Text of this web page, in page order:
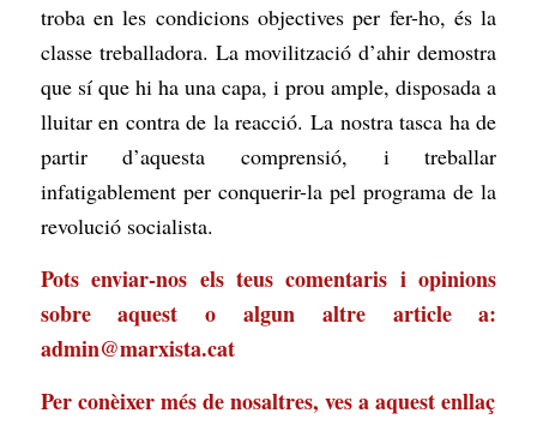
troba en les condicions objectives per fer-ho, és la
classe treballadora. La movilització d’ahir demostra
que sí que hi ha una capa, i prou ample, disposada a
lluitar en contra de la reacció. La nostra tasca ha de
partir d’aquesta comprensió, i treballar
infatigablement per conquerir-la pel programa de la
revolució socialista.
Pots enviar-nos els teus comentaris i opinions
sobre aquest o algun altre article a:
admin@marxista.cat
Per conèixer més de nosaltres, ves aaquest enllaç